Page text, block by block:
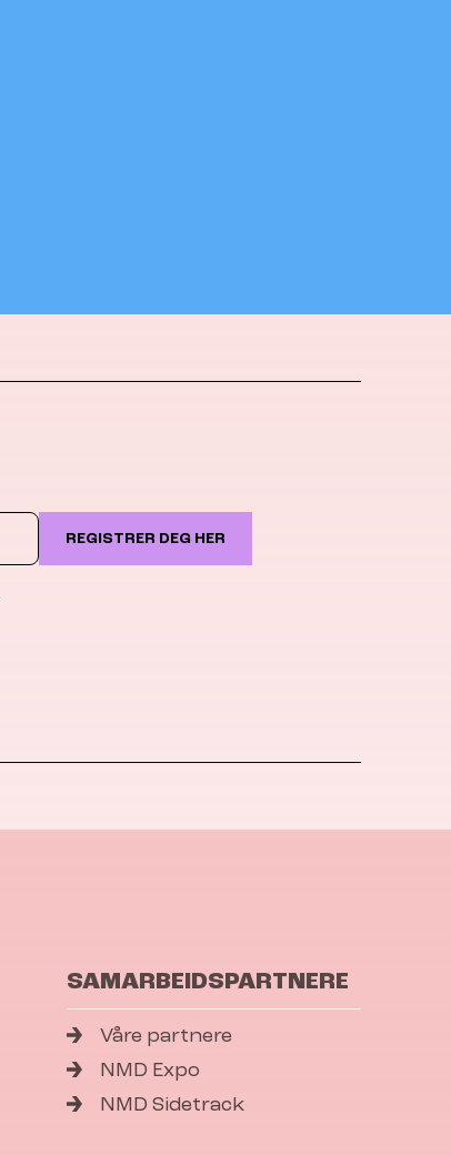
REGISTRER DEG HER
SAMARBEIDSPARTNERE
Våre partnere
NMD Expo
NMD Sidetrack